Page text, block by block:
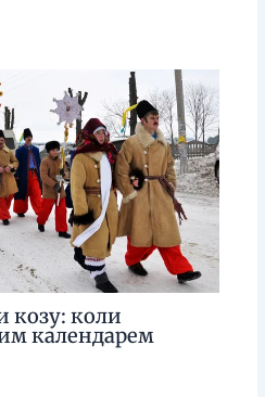
козу: коли
календарем